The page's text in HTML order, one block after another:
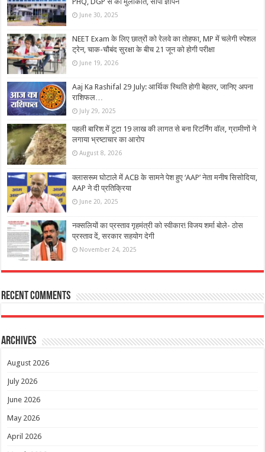
June 30, 2025
NEET Exam के लिए छात्रों को रेलवे का तोहफा, MP में चलेगी स्पेशल
ट्रेन, चाक-चौबंद सुरक्षा के बीच 21 जून को होगी परीक्षा
June 19, 2026
Aaj Ka Rashifal 29 July: आर्थिक स्थिति होगी बेहतर, जानिए अपना
राशिफल…
July 29, 2025
पहली बारिश में टूटा 19 लाख की लागत से बना रिटर्निंग वॉल, ग्रामीणों ने
लगाया भ्रष्टाचार का आरोप
August 8, 2026
क्लासरूम घोटाले में ACB के सामने पेश हुए ‘AAP’ नेता मनीष सिसोदिया,
AAP ने दी प्रतिक्रिया
June 20, 2025
नक्सलियों का प्रस्ताव गृहमंत्री को स्वीकार! विजय शर्मा बोले- ठोस
प्रस्ताव दें, सरकार सहयोग देगी
November 24, 2025
Recent Comments
Archives
August 2026
July 2026
June 2026
May 2026
April 2026